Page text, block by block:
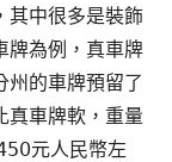
中很多是裝飾
牌為例，真車牌
州的車牌預留了
真車牌軟，重量
元人民幣左